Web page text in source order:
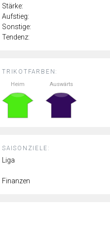
TRIKOTFARBEN:
Heim Auswärts
SAISONZIELE:
Liga
Finanzen
Stärke:
Aufstieg:
Sonstige:
Tendenz: